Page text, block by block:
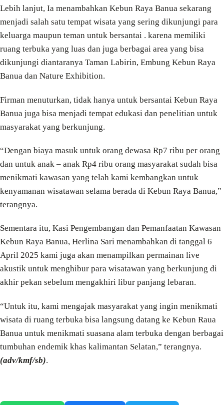
Lebih lanjut, Ia menambahkan Kebun Raya Banua sekarang
menjadi salah satu tempat wisata yang sering dikunjungi para
keluarga maupun teman untuk bersantai . karena memiliki
ruang terbuka yang luas dan juga berbagai area yang bisa
dikunjungi diantaranya Taman Labirin, Embung Kebun Raya
Banua dan Nature Exhibition.
Firman menuturkan, tidak hanya untuk bersantai Kebun Raya
Banua juga bisa menjadi tempat edukasi dan penelitian untuk
masyarakat yang berkunjung.
“Dengan biaya masuk untuk orang dewasa Rp7 ribu per orang
dan untuk anak – anak Rp4 ribu orang masyarakat sudah bisa
menikmati kawasan yang telah kami kembangkan untuk
kenyamanan wisatawan selama berada di Kebun Raya Banua,”
terangnya.
Sementara itu, Kasi Pengembangan dan Pemanfaatan Kawasan
Kebun Raya Banua, Herlina Sari menambahkan di tanggal 6
April 2025 kami juga akan menampilkan permainan live
akustik untuk menghibur para wisatawan yang berkunjung di
akhir pekan sebelum mengakhiri libur panjang lebaran.
“Untuk itu, kami mengajak masyarakat yang ingin menikmati
wisata di ruang terbuka bisa langsung datang ke Kebun Raua
Banua untuk menikmati suasana alam terbuka dengan berbagai
tumbuhan endemik khas kalimantan Selatan,” terangnya.
(adv/kmf/sb).